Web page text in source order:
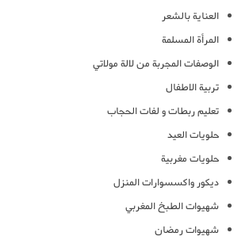
العناية بالشعر
المرأة المسلمة
الوصفات المجربة من لالة مولاتي
تربية الاطفال
تعليم ربطات و لفات الحجاب
حلويات العيد
حلويات مغربية
ديكور واكسسوارات المنزل
شهيوات الطبخ المغربي
شهيوات رمضان